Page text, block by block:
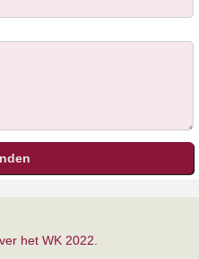
het WK 2022.